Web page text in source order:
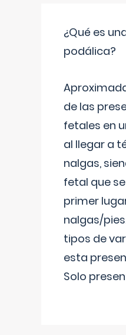
¿Qué es
podálica?
de las
fetales en
al llegar a
nalgas,
fetal que
primer
nalgas/
tipos de
esta
Solo